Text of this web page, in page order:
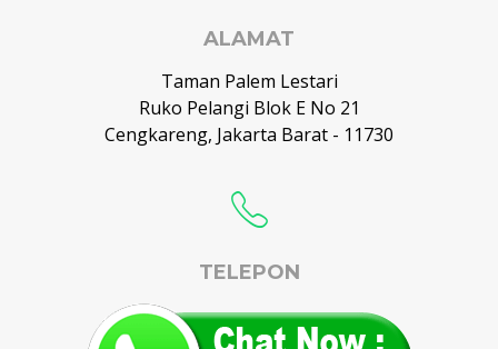
ALAMAT
Taman Palem Lestari
Ruko Pelangi Blok E No 21
Cengkareng, Jakarta Barat - 11730
TELEPON